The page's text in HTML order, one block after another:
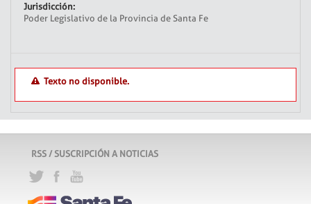
Jurisdicción:
Poder Legislativo de la Provincia de Santa Fe
Texto no disponible.
RSS / SUSCRIPCIÓN A NOTICIAS